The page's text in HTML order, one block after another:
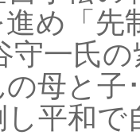
進め「
守一氏
母と子
平和